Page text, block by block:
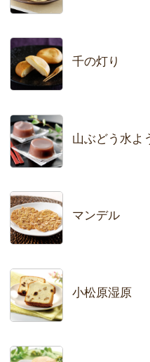
千の灯り
山ぶどう水よ
マンデル
小松原湿原